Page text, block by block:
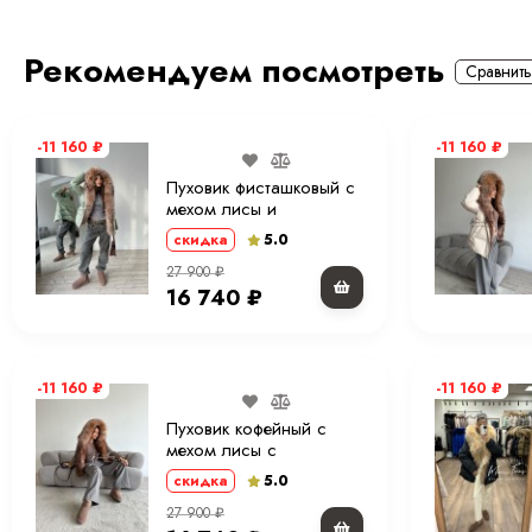
Рекомендуем посмотреть
-11 160 ₽
Пуховик фисташковый с
мехом лисы и
капюшоном 70 см. ХМ
скидка
5.0
27 900₽
16 740₽
-11 160 ₽
Пуховик кофейный с
мехом лисы с
капюшоном 70 см. ХМ
скидка
5.0
27 900₽
-11 160 ₽
-11 160 ₽